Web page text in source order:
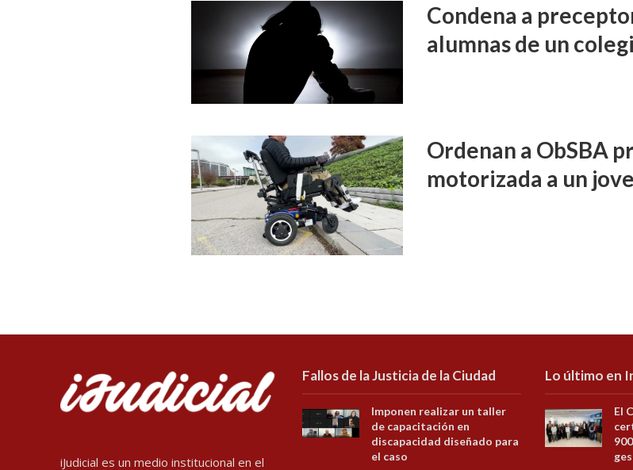
Condena a
alumnas de un
Ordenan a ObSBA
motorizada a un
iJudicial es un medio institucional en el
Fallos de la Justicia de la Ciudad
Imponen realizar un taller
de capacitación en
discapacidad diseñado para
el caso
Lo último en
El